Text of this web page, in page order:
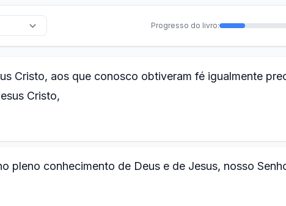
Progresso do livro:
Cristo, aos que conosco obtiveram fé igualmente
Cristo,
pleno conhecimento de Deus e de Jesus, nosso